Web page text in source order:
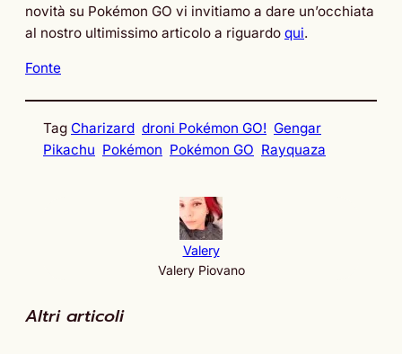
novità su Pokémon GO vi invitiamo a dare un’occhiata
al nostro ultimissimo articolo a riguardo qui.
Fonte
Tag Charizard droni Pokémon GO! Gengar
Pikachu Pokémon Pokémon GO Rayquaza
Valery
Valery Piovano
Altri articoli